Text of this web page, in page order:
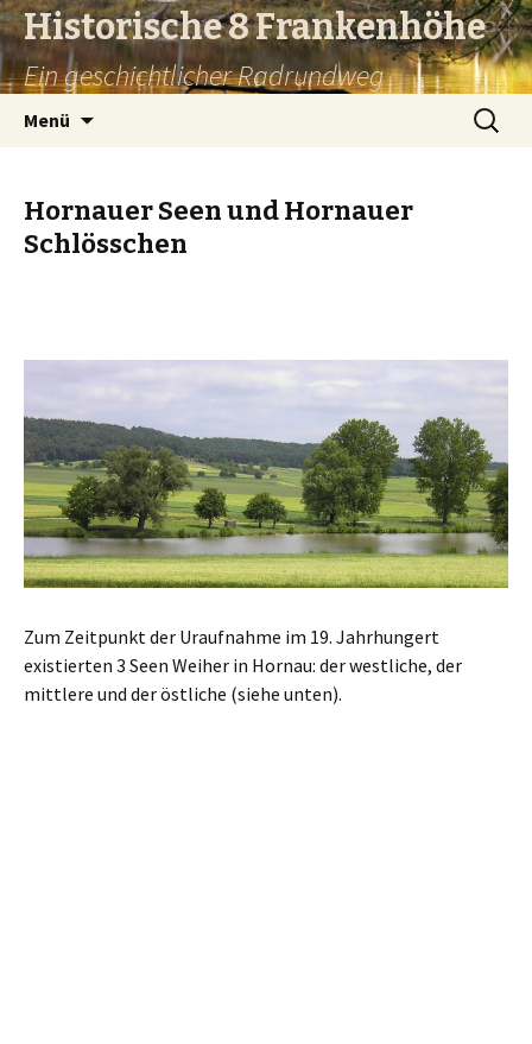
Historische 8 Frankenhöhe
Ein geschichtlicher Radrundweg
Menü
Suchen
nach:
Hornauer Seen und Hornauer
Schlösschen
Zum Zeitpunkt der Uraufnahme im 19. Jahrhungert
existierten 3 Seen Weiher in Hornau: der westliche, der
mittlere und der östliche (siehe unten).